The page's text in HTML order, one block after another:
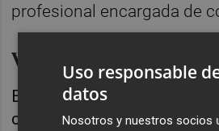
profesional encargada de
Versiones
Esto ha provocado
contradictorias", pues
Uso responsable
datos
Nosotros y nuestros socios